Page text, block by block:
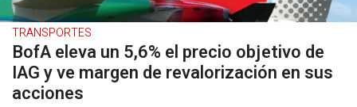
TRANSPORTES
BofA eleva un 5,6% el precio objetivo de
IAG y ve margen de revalorización en sus
acciones